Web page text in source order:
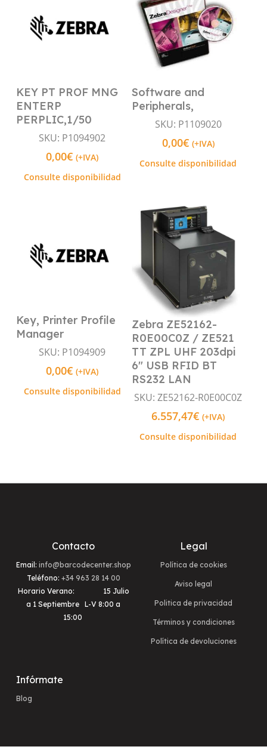
Leer Más
KEY PT PROF MNG
ENTERP
PERPLIC,1/50
SKU: P1094902
0,00€ (+IVA)
Consulte disponibilidad
Leer Más
Software and
Peripherals,
SKU: P1109020
0,00€ (+IVA)
Consulte disponibilidad
Leer Más
Key, Printer Profile
Manager
SKU: P1094909
0,00€ (+IVA)
Consulte disponibilidad
Leer Más
Zebra ZE52162-
R0E00C0Z / ZE521
TT ZPL UHF 203dpi
6″ USB RFID BT
RS232 LAN
SKU: ZE52162-R0E00C0Z
6.557,47€ (+IVA)
Consulte disponibilidad
Contacto
Email: info@barcodecenter.shop
Teléfono: +34 963 28 14 00
Horario Verano: 15 Julio
a 1 Septiembre L-V 8:00 a
15:00
Legal
Política de cookies
Aviso legal
Politica de privacidad
Términos y condiciones
Política de devoluciones
Infórmate
Blog